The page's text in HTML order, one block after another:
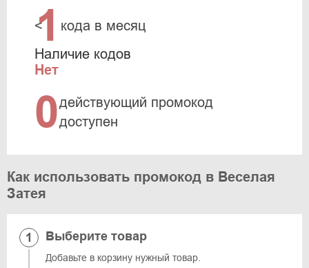
<
1 кода в месяц
Наличие кодов
Нет
0действующий промокод
доступен
Как использовать промокод в Веселая
Затея
Выберите товар
Добавьте в корзину нужный товар.